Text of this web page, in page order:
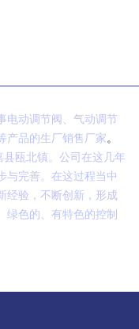
电动调节阀、气动调节
产品的生厂销售厂家。
瓯北镇。公司在这几年
与完善。在这过程当中
经验，不断创新，形成
绿色的、有特色的控制